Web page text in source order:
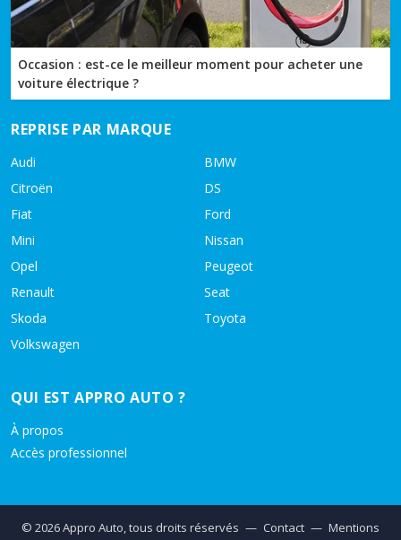
Occasion : est-ce le meilleur moment pour acheter une
voiture électrique ?
REPRISE PAR MARQUE
Audi
BMW
Citroën
DS
Fiat
Ford
Mini
Nissan
Opel
Peugeot
Renault
Seat
Skoda
Toyota
Volkswagen
QUI EST APPRO AUTO ?
À propos
Accès professionnel
© 2026 Appro Auto, tous droits réservés — Contact — Mentions